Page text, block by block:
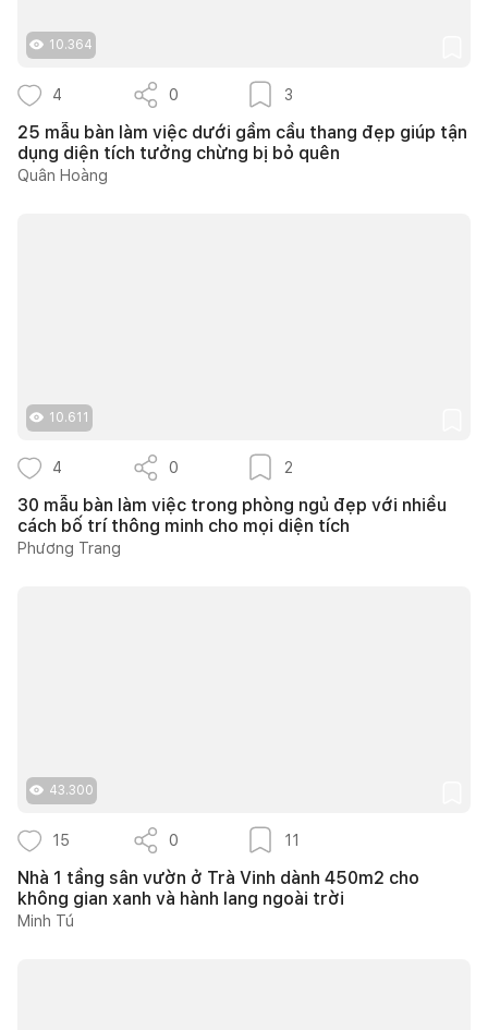
10.364
4 0 3
25 mẫu bàn làm việc dưới gầm cầu thang đẹp giúp tận
dụng diện tích tưởng chừng bị bỏ quên
Quân Hoàng
10.611
4 0 2
30 mẫu bàn làm việc trong phòng ngủ đẹp với nhiều
cách bố trí thông minh cho mọi diện tích
Phương Trang
43.300
15 0 11
Nhà 1 tầng sân vườn ở Trà Vinh dành 450m2 cho
không gian xanh và hành lang ngoài trời
Minh Tú